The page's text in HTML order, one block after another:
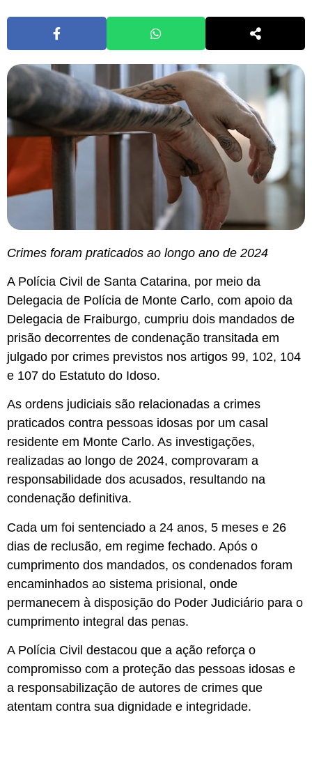
Crimes foram praticados ao longo ano de 2024
A Polícia Civil de Santa Catarina, por meio da
Delegacia de Polícia de Monte Carlo, com apoio da
Delegacia de Fraiburgo, cumpriu dois mandados de
prisão decorrentes de condenação transitada em
julgado por crimes previstos nos artigos 99, 102, 104
e 107 do Estatuto do Idoso.
As ordens judiciais são relacionadas a crimes
praticados contra pessoas idosas por um casal
residente em Monte Carlo. As investigações,
realizadas ao longo de 2024, comprovaram a
responsabilidade dos acusados, resultando na
condenação definitiva.
Cada um foi sentenciado a 24 anos, 5 meses e 26
dias de reclusão, em regime fechado. Após o
cumprimento dos mandados, os condenados foram
encaminhados ao sistema prisional, onde
permanecem à disposição do Poder Judiciário para o
cumprimento integral das penas.
A Polícia Civil destacou que a ação reforça o
compromisso com a proteção das pessoas idosas e
a responsabilização de autores de crimes que
atentam contra sua dignidade e integridade.